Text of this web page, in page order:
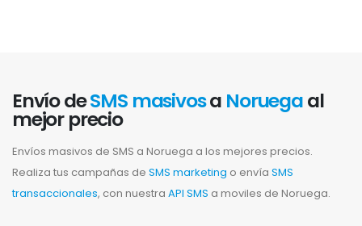
Envío deSMS masivosa Noruegaal
mejor precio
Envíos masivos de SMS a Noruega a los mejores precios.
Realiza tus campañas de SMS marketing o envía SMS
transaccionales, con nuestra API SMS a moviles de Noruega.